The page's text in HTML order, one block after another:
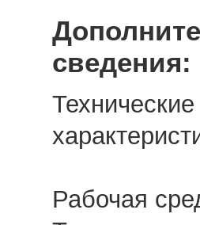
сведения:
Технические
Рабочая